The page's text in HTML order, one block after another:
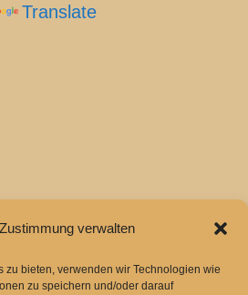
verwalten
zu bieten, verwenden wir Technologien wie
zu speichern und/oder darauf
Translate
(EU)